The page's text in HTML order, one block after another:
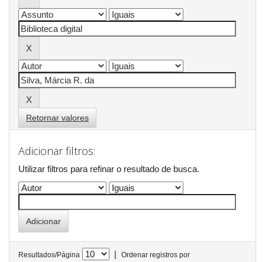
Retornar valores
Adicionar filtros:
Utilizar filtros para refinar o resultado de busca.
Resultados/Página |
Ordenar registros por